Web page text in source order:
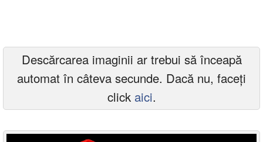
Felicitari muzicale personalizate
Descărcarea imaginii ar trebui să înceapă
automat în câteva secunde. Dacă nu, faceți
click aici.